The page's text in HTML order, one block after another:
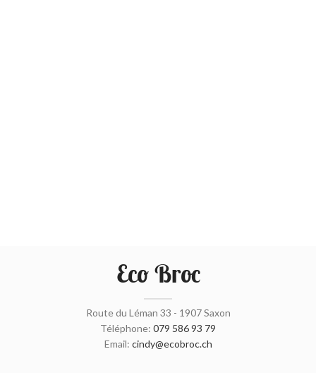
Eco Broc
Route du Léman 33 - 1907 Saxon
Téléphone: 079 586 93 79
Email: cindy@ecobroc.ch